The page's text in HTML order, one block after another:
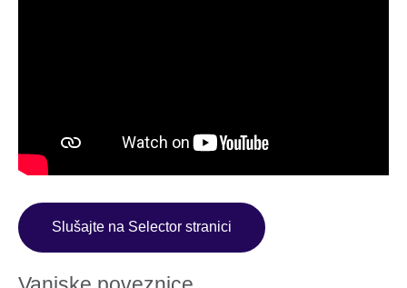
Slušajte na Selector stranici